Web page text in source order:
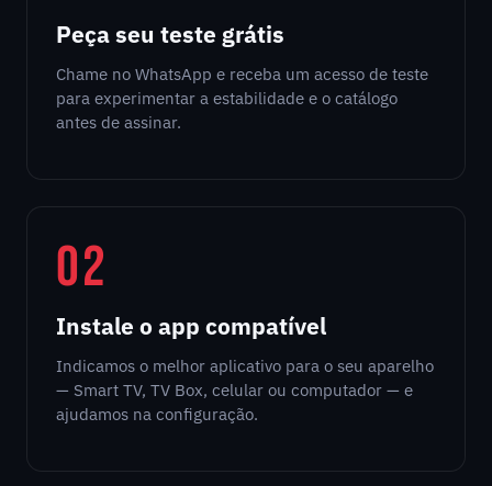
Peça seu teste grátis
Chame no WhatsApp e receba um acesso de teste
para experimentar a estabilidade e o catálogo
antes de assinar.
02
Instale o app compatível
Indicamos o melhor aplicativo para o seu aparelho
— Smart TV, TV Box, celular ou computador — e
ajudamos na configuração.